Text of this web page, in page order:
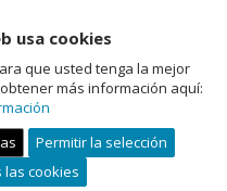
Profesional
usa cookies
que usted tenga la mejor
más información aquí:
Permitir la selección
las cookies